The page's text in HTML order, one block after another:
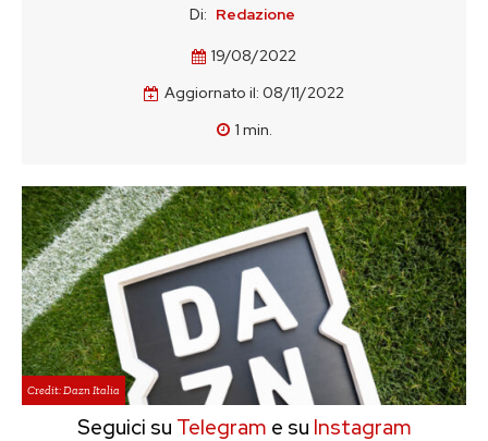
Di: Redazione
19/08/2022
Aggiornato il: 08/11/2022
1 min.
Credit: Dazn Italia
Seguici su Telegram e su Instagram